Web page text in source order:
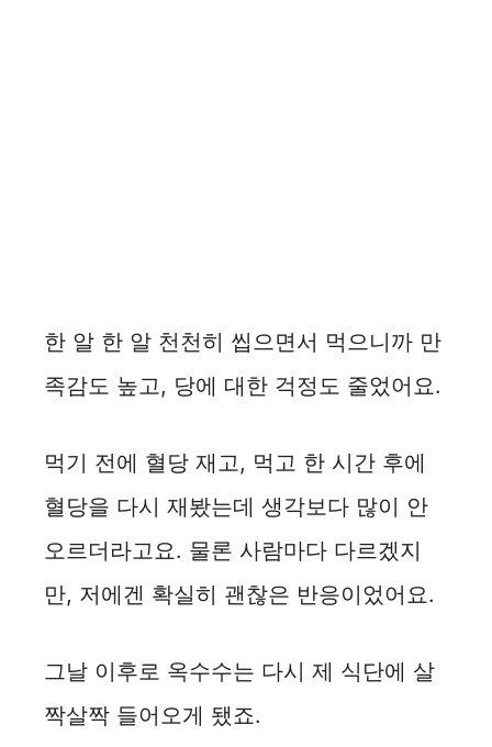
한 알 한 알 천천히 씹으면서 먹으니까 만
족감도 높고, 당에 대한 걱정도 줄었어요.
먹기 전에 혈당 재고, 먹고 한 시간 후에
혈당을 다시 재봤는데 생각보다 많이 안
오르더라고요. 물론 사람마다 다르겠지
만, 저에겐 확실히 괜찮은 반응이었어요.
그날 이후로 옥수수는 다시 제 식단에 살
짝살짝 들어오게 됐죠.